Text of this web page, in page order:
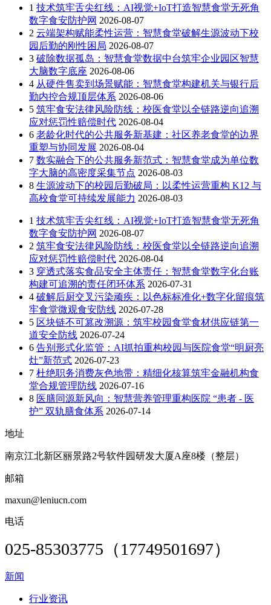
1 技术筑牢舌尖红线：AI视觉+IoT打造智慧食堂无死角
数字食安防护网 2026-08-07
2 云端架构赋能柔性运营：智慧食堂破解生源波动下校
园后勤的刚性困局 2026-08-07
3 破除数据孤岛：智慧食堂数据中台筑牢企业园区智慧
大脑数字底座 2026-08-06
4 从硬件售卖到场景赋能：智慧食堂构建机关与银行后
勤内控合规顶层体系 2026-08-06
5 筑牢食安法律风险防线：校医食堂以全链路逆向追溯
应对惩罚性赔偿时代 2026-08-04
6 老龄化时代的公共服务新基建：社区养老食堂的边界
重塑与协同发展 2026-08-04
7 数实融合下的公共服务新范式：智慧食堂成为单位数
字大脑的高密度采集节点 2026-08-03
8 生源波动下的校园后勤破局：以柔性运营重构 K12 与
高校食堂可持续发展能力 2026-08-03
1 技术筑牢舌尖红线：AI视觉+IoT打造智慧食堂无死角
数字食安防护网 2026-08-07
2 筑牢食安法律风险防线：校医食堂以全链路逆向追溯
应对惩罚性赔偿时代 2026-08-04
3 穿透式落实食品安全主体责任：智慧食堂数字化台账
构建可追溯的责任闭环体系 2026-07-31
4 破解后厨交叉污染顽疾：以色标标准化+数字化留痕筑
牢食堂微观食安防线 2026-07-28
5 区块链不可篡改溯源：筑牢校园食堂食材供应链第一
道安全防线 2026-07-24
6 告别形式化监管：AI抓拍重构校园与医院食堂“明厨亮
灶”新范式 2026-07-23
7 杜绝职务消费灰色地带：精细化核算筑牢金融机构食
堂合规管理防线 2026-07-16
8 医膳同源新风向：智慧营养管理重构医院 “患者 - 医
护” 双轨膳食体系 2026-07-14
地址
南京江北新区丽景路2号软件园研发大厦A座8楼（整层）
邮箱
maxun@leniucn.com
电话
025-85303775（17749501697）
新闻
行业资讯